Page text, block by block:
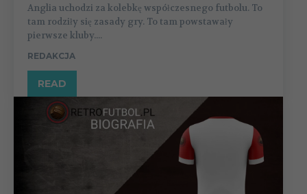
Anglia uchodzi za kolebkę współczesnego futbolu. To
tam rodziły się zasady gry. To tam powstawały
pierwsze kluby....
REDAKCJA
READ